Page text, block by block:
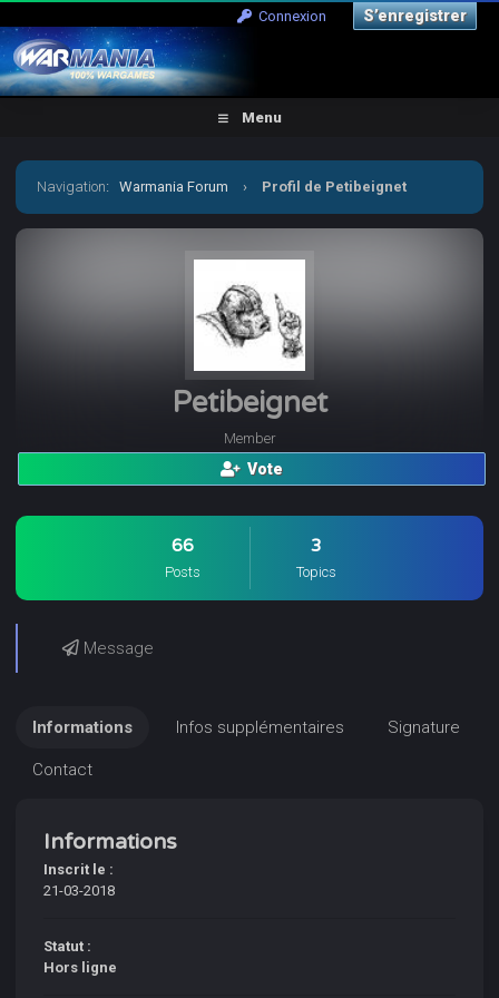
Connexion S’enregistrer
Menu
Navigation:Warmania Forum › Profil de Petibeignet
Petibeignet
Member
Vote
66
Posts
3
Topics
Message
Informations Infos supplémentaires Signature
Contact
Informations
Inscrit le :
21-03-2018
Statut :
Hors ligne